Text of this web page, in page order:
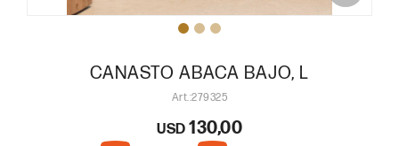
CANASTO ABACA BAJO, L
279325
USD 130,00